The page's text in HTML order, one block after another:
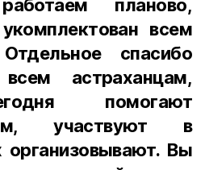
планово,
всем
спасибо
астраханцам,
помогают
участвуют в
организовывают. Вы